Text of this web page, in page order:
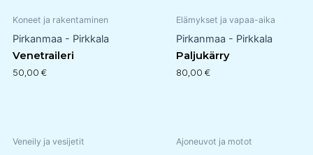
Koneet ja rakentaminen
Pirkanmaa - Pirkkala
Venetraileri
50,00 €
Elämykset ja vapaa-aika
Pirkanmaa - Pirkkala
Paljukärry
80,00 €
Veneily ja vesijetit Ajoneuvot ja motot